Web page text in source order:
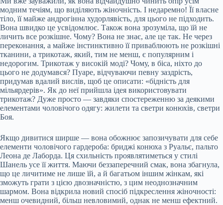
модним течіям, що виділяють жіночність. І недаремно! Її власне
тіло, її майже андрогінна худорлявість, для цього не підходить.
Вона швидко це усвідомлює. Також вона зрозуміла, що їй не
личить все розкішне. Чому? Вона не знає, але це так. Не через
переконання, а майже інстинктивно її приваблюють не розкішні
тканини, а трикотаж, який, тим не менш, є популярним і
недорогим. Трикотаж у високій моді? Чому, в біса, ніхто до
цього не додумався? Пуаре, відчуваючи певну заздрість,
придумав вдалий вислів, щоб це описати: «бідність для
мільярдерів». Як до неї прийшла ідея використовувати
трикотаж? Дуже просто — завдяки спостереженню за деякими
елементами чоловічого одягу: жилети та светри конюхів, светри
Боя.
Якщо дивитися ширше — вона обожнює запозичувати для себе
елементи чоловічого гардероба: бриджі конюха з Руальє, пальто
Леона де Лаборда. Ця схильність проявлятиметься у стилі
Шанель усе її життя. Маючи беззаперечний смак, вона збагнула,
що це личитиме не лише їй, а й багатьом іншим жінкам, які
зможуть грати з цією двозначністю, з цим неоднозначним
шармом. Вона відкрила новий спосіб підкреслення жіночності:
менш очевидний, більш невловимий, однак не менш ефектний.